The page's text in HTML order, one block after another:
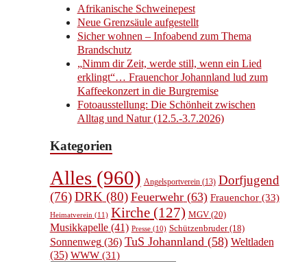
Afrikanische Schweinepest
Neue Grenzsäule aufgestellt
Sicher wohnen – Infoabend zum Thema
Brandschutz
„Nimm dir Zeit, werde still, wenn ein Lied
erklingt“… Frauenchor Johannland lud zum
Kaffeekonzert in die Burgremise
Fotoausstellung: Die Schönheit zwischen
Alltag und Natur (12.5.-3.7.2026)
Kategorien
Alles(960) Angelsportverein(13) Dorfjugend
(76) DRK (80) Feuerwehr(63) Frauenchor(33)
Heimatverein (11) Kirche(127) MGV(20)
Musikkapelle(41) Presse(10) Schützenbruder(18)
Sonnenweg(36) TuS Johannland (58) Weltladen
(35) WWW(31)